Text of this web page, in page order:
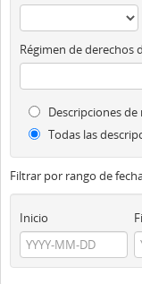
Régimen de derechos
Descripciones
Todas las
Filtrar por rango de
Inicio